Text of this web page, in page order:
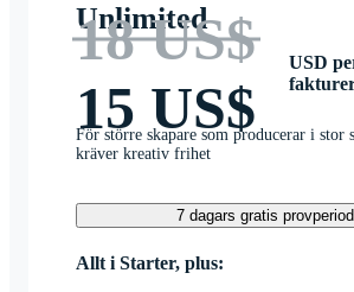
Unlimited
18 US$
15 US$
USD
För större skapare som producerar i stor
kräver kreativ frihet
7 dagars gratis provperiod
Allt i Starter, plus: